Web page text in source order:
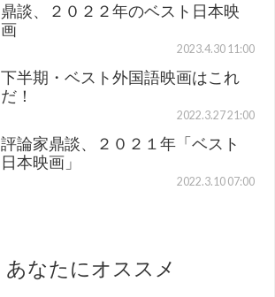
鼎談、２０２２年のベスト日本映
画
2023.4.30 11:00
下半期・ベスト外国語映画はこれ
だ！
2022.3.27 21:00
評論家鼎談、２０２１年「ベスト
日本映画」
2022.3.10 07:00
あなたにオススメ